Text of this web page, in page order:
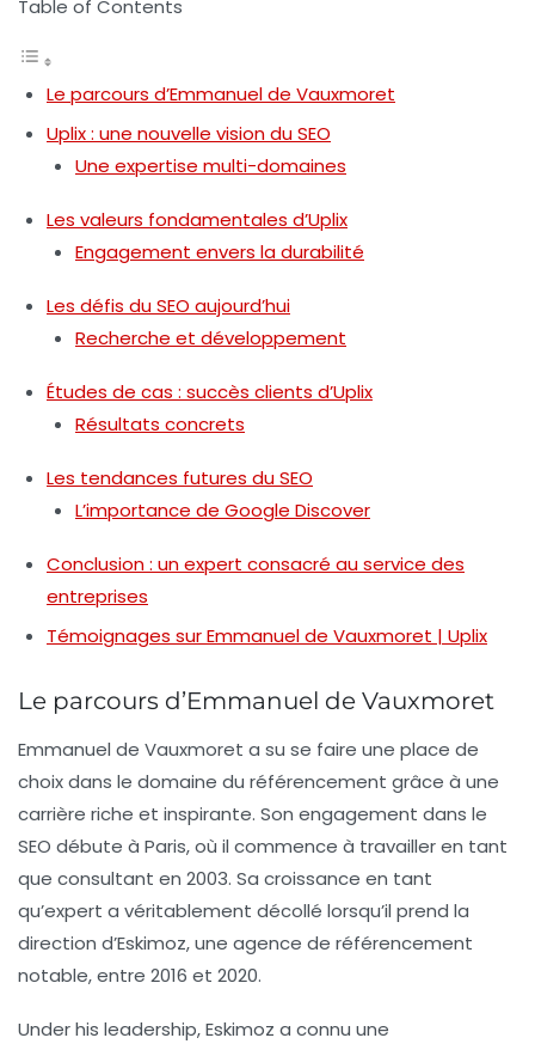
Table of Contents
Le parcours d’Emmanuel de Vauxmoret
Uplix : une nouvelle vision du SEO
Une expertise multi-domaines
Les valeurs fondamentales d’Uplix
Engagement envers la durabilité
Les défis du SEO aujourd’hui
Recherche et développement
Études de cas : succès clients d’Uplix
Résultats concrets
Les tendances futures du SEO
L’importance de Google Discover
Conclusion : un expert consacré au service des
entreprises
Témoignages sur Emmanuel de Vauxmoret | Uplix
Le parcours d’Emmanuel de Vauxmoret
Emmanuel de Vauxmoret a su se faire une place de
choix dans le domaine du référencement grâce à une
carrière riche et inspirante. Son engagement dans le
SEO débute à Paris, où il commence à travailler en tant
que consultant en 2003. Sa croissance en tant
qu’expert a véritablement décollé lorsqu’il prend la
direction d’Eskimoz, une agence de référencement
notable, entre 2016 et 2020.
Under his leadership, Eskimoz a connu une